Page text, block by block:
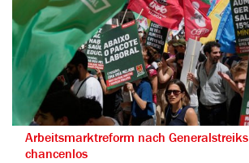
Arbeitsmarktreform nach Generalstreiks
chancenlos